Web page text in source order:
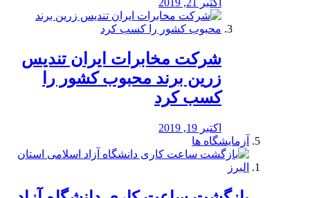
اکتبر 21, 2019
شرکت مخابرات ایران تندیس
زرین برند محبوب کشور را
کسب کرد
اکتبر 19, 2019
آزمایشگاه ها